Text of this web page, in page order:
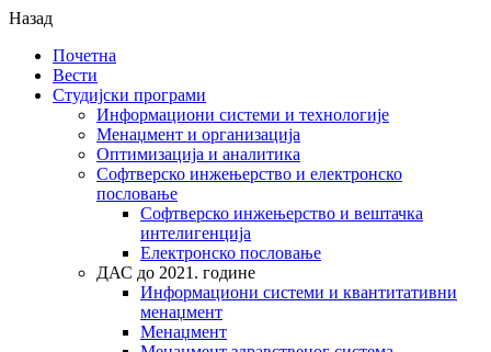
Назад
Почетна
Вести
Студијски програми
Информациони системи и технологије
Менаџмент и организација
Оптимизација и аналитика
Софтверско инжењерство и електронско
пословање
Софтверско инжењерство и вештачка
интелигенција
Електронско пословање
ДАС до 2021. године
Информациони системи и квантитативни
менаџмент
Менаџмент